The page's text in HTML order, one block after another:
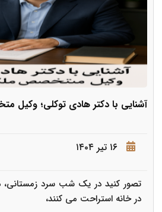
آشنایی با دکتر هادی توکلی؛ وکیل
۱۶ تیر ۱۴۰۴
تصور کنید در یک شب سرد زمستانی،
در خانه استراحت می کنند،